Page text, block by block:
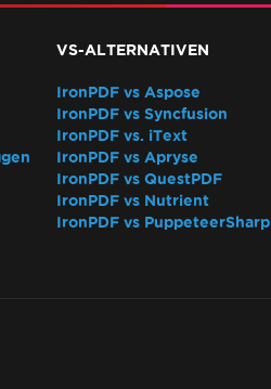
VS-ALTERNATIVEN
IronPDF vs Aspose
IronPDF vs Syncfusion
IronPDF vs. iText
IronPDF vs Apryse
IronPDF vs QuestPDF
IronPDF vs Nutrient
IronPDF vs PuppeteerSharp